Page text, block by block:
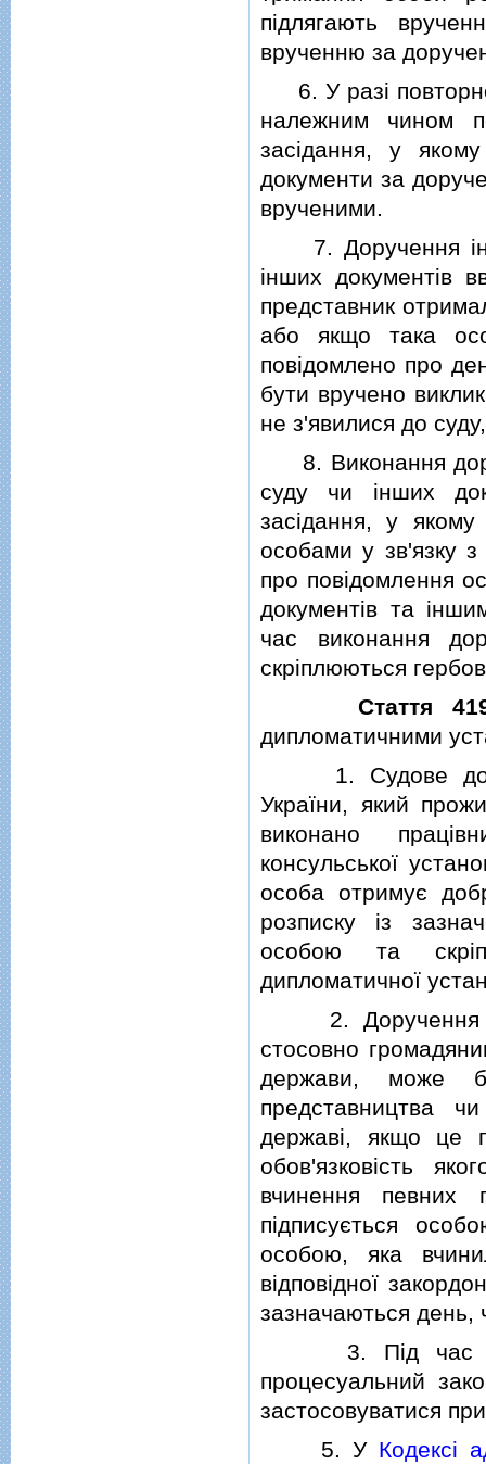
пiдлягають
врученню за
6. У разi
належним чином
засiдання, у
документи за
врученими.
7. Доручення
iнших документiв
представник
або якщо така
повiдомлено про
бути вручено
не з'явилися до
8. Виконання
суду чи iнших
засiдання, у якому
особами у зв'язку
про повiдомлення
документiв та
час виконання
скрiплюються
Стаття
дипломатичними
1. Судове
України, який
виконано
консульської
особа отримує
розписку iз
особою та
дипломатичної
2. Доручення
стосовно
держави, може
представництва
державi, якщо це
обов'язковiсть
вчинення певних
пiдписується
особою, яка
вiдповiдної
зазначаються день,
3. Пiд час
процесуальний
застосовуватися
5. У Кодексi